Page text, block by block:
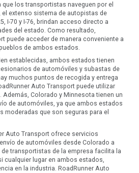
los transportistas naveguen por el
el extenso sistema de autopistas de
I-70 y I-76, brindan acceso directo a
del estado. Como resultado,
puede acceder de manera conveniente a
de ambos estados.
establecidas, ambos estados tienen
de automóviles y subastas de
muchos puntos de recogida y entrega
Auto Transport puede utilizar
Además, Colorado y Minnesota tienen un
de automóviles, ya que ambos estados
moderadas que son seguras para el
Auto Transport ofrece servicios
de automóviles desde Colorado a
de transportistas de la empresa facilita la
cualquier lugar en ambos estados,
en la industria. RoadRunner Auto